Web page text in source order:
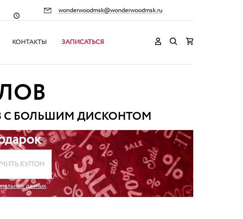
wonderwoodmsk@wonderwoodmsk.ru
КОНТАКТЫ ЗАПИСАТЬСЯ
С БОЛЬШИМ ДИСКОНТОМ
КУПОН
данных.